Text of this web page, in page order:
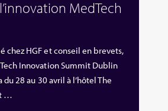
MedTech
chez HGF et conseil en brevets,
Innovation Summit Dublin
28 au 30 avril à l’hôtel The
…